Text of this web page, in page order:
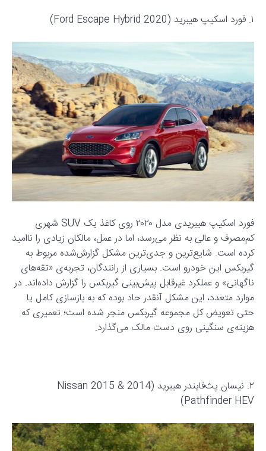
۱. فورد اسکیپ هیبرید (2020 Ford Escape Hybrid)
فورد اسکیپ هیبریدی مدل ۲۰۲۰ روی کاغذ یک SUV شهری
کم‌مصرف و عالی به نظر می‌رسد، اما در عمل، مالکان زیادی را ناامید
کرده است. شایع‌ترین و جدی‌ترین مشکل گزارش‌شده مربوط به
گیربکس این خودرو است. بسیاری از رانندگان، تجربه‌ی «تقه‌های
ناگهانی» و عملکرد غیرقابل پیش‌بینی گیربکس را گزارش داده‌اند. در
موارد متعدد، این مشکل آنقدر حاد بوده که به بازسازی کامل یا
حتی تعویض کل مجموعه گیربکس منجر شده است؛ تعمیری که
هزینه‌ی سنگینی روی دست مالک می‌گذارد.
۲. نیسان پث‌فایندر هیبرید (2014 & 2015 Nissan
Pathfinder HEV)